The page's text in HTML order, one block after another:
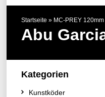
Startseite » MC-PREY
Abu
Kategorien
Kunstköder